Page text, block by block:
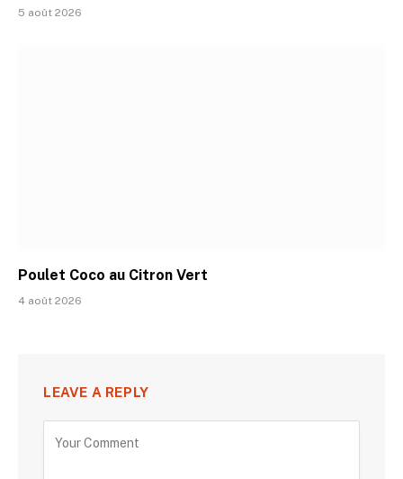
5 août 2026
Poulet Coco au Citron Vert
4 août 2026
LEAVE A REPLY